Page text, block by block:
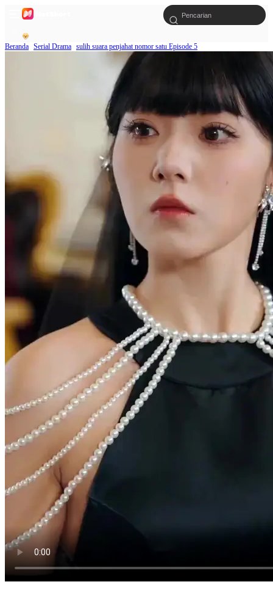
Beranda Serial Drama sulih suara penjahat nomor satu Episode 5
Click to unmute